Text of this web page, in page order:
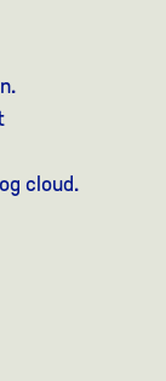
cloud.